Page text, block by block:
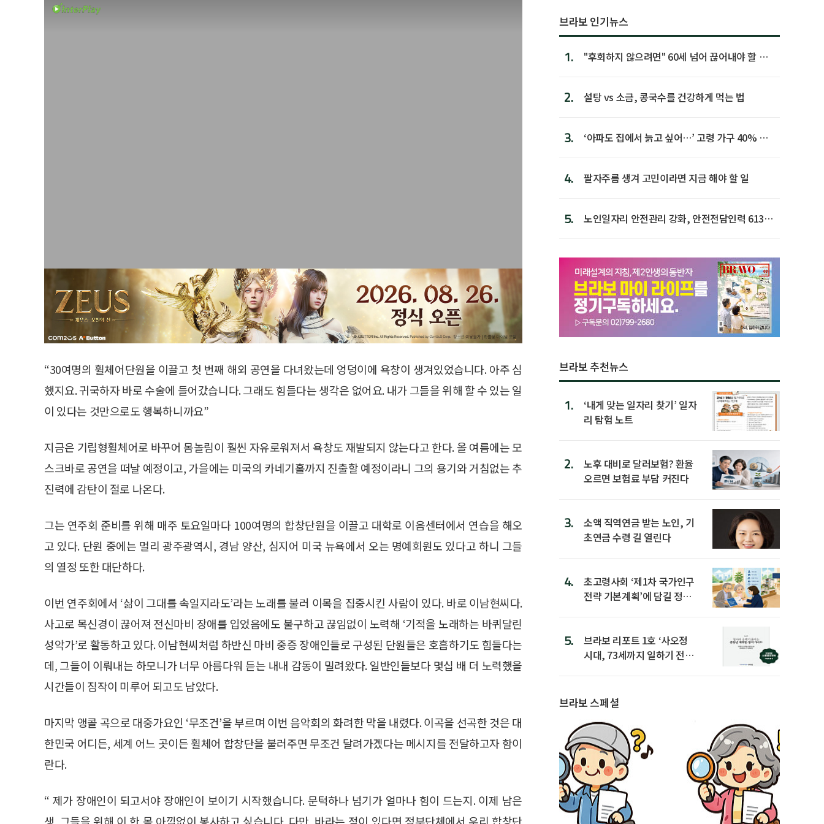
“30여명의 휠체어단원을 이끌고 첫 번째 해외 공연을 다녀왔는데 엉덩이에 욕창이 생겨있었습니다. 아주 심
했지요. 귀국하자 바로 수술에 들어갔습니다. 그래도 힘들다는 생각은 없어요. 내가 그들을 위해 할 수 있는 일
이 있다는 것만으로도 행복하니까요”
지금은 기립형휠체어로 바꾸어 몸놀림이 훨씬 자유로워져서 욕창도 재발되지 않는다고 한다. 올 여름에는 모
스크바로 공연을 떠날 예정이고, 가을에는 미국의 카네기홀까지 진출할 예정이라니 그의 용기와 거침없는 추
진력에 감탄이 절로 나온다.
그는 연주회 준비를 위해 매주 토요일마다 100여명의 합창단원을 이끌고 대학로 이음센터에서 연습을 해오
고 있다. 단원 중에는 멀리 광주광역시, 경남 양산, 심지어 미국 뉴욕에서 오는 명예회원도 있다고 하니 그들
의 열정 또한 대단하다.
이번 연주회에서 ‘삶이 그대를 속일지라도’라는 노래를 불러 이목을 집중시킨 사람이 있다. 바로 이남현씨다.
사고로 목신경이 끊어져 전신마비 장애를 입었음에도 불구하고 끊임없이 노력해 ‘기적을 노래하는 바퀴달린
성악가’로 활동하고 있다. 이남현씨처럼 하반신 마비 중증 장애인들로 구성된 단원들은 호흡하기도 힘들다는
데, 그들이 이뤄내는 하모니가 너무 아름다워 듣는 내내 감동이 밀려왔다. 일반인들보다 몇십 배 더 노력했을
시간들이 짐작이 미루어 되고도 남았다.
마지막 앵콜 곡으로 대중가요인 ‘무조건’을 부르며 이번 음악회의 화려한 막을 내렸다. 이곡을 선곡한 것은 대
한민국 어디든, 세계 어느 곳이든 휠체어 합창단을 불러주면 무조건 달려가겠다는 메시지를 전달하고자 함이
란다.
“ 제가 장애인이 되고서야 장애인이 보이기 시작했습니다. 문턱하나 넘기가 얼마나 힘이 드는지. 이제 남은
브라보 인기뉴스
1.
"후회하지 않으려면" 60세 넘어 끊어내야 할 사
2. 설탕 vs 소금, 콩국수를 건강하게 먹는 법
3.
‘아파도 집에서 늙고 싶어…’ 고령 가구 40% 노
4. 팔자주름 생겨 고민이라면 지금 해야 할 일
5.
노인일자리 안전관리 강화, 안전전담인력 613명
브라보 추천뉴스
1.
‘내게 맞는 일자리 찾기’ 일자
리 탐험 노트
2.
노후 대비로 달러보험? 환율
오르면 보험료 부담 커진다
3.
소액 직역연금 받는 노인, 기
초연금 수령 길 열린다
4.
초고령사회 ‘제1차 국가인구
전략 기본계획’에 담길 정책
5.
브라보 리포트 1호 ‘사오정
시대, 73세까지 일하기 전략’
브라보 스페셜